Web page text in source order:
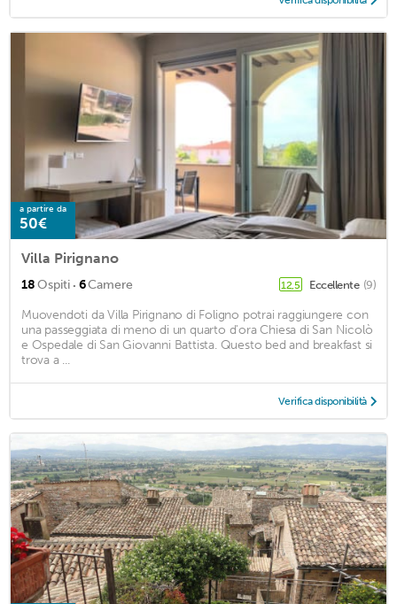
a partire da
50€
Villa Pirignano
18Ospiti · 6Camere 12,5 Eccellente (9)
Muovendoti da Villa Pirignano di Foligno potrai raggiungere con
una passeggiata di meno di un quarto d'ora Chiesa di San Nicolò
e Ospedale di San Giovanni Battista. Questo bed and breakfast si
trova a ...
Verifica disponibilità